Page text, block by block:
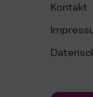
Kontakt